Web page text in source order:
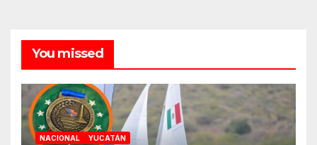
You missed
NACIONAL YUCATÁN